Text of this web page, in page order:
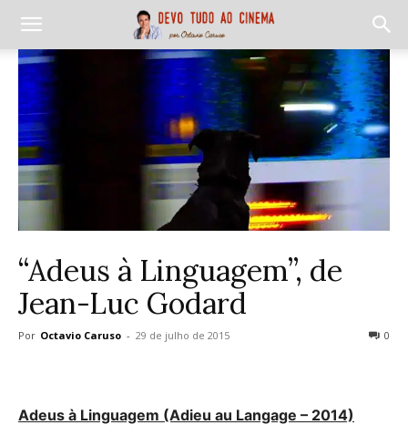
“Adeus à Linguagem”, de
Jean-Luc Godard
Por Octavio Caruso - 29 de julho de 2015 0
Adeus à Linguagem (Adieu au Langage – 2014)